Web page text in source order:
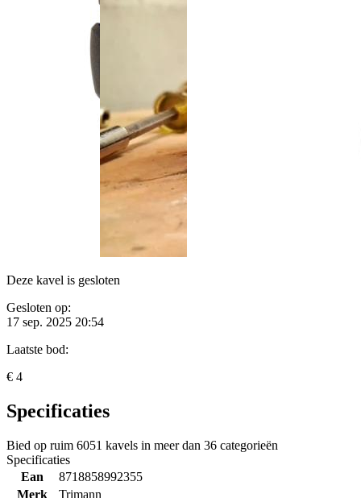
Deze kavel is gesloten
Gesloten op:
17 sep. 2025 20:54
Laatste bod:
€ 4
Specificaties
Bied op ruim 6051 kavels in meer dan 36 categorieën
Specificaties
Ean
8718858992355
Merk
Trimann